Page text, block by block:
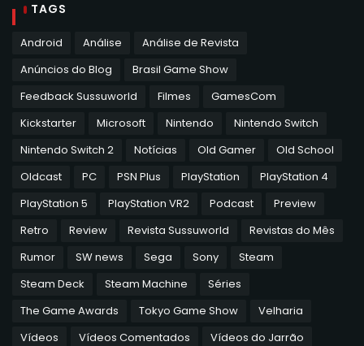
TAGS
Android Análise
Análise de Revista
Anúncios do Blog
Brasil Game Show
Feedback Sussuworld
Filmes
GamesCom
Kickstarter
Microsoft Nintendo
Nintendo Switch
Nintendo Switch 2
Notícias Old Gamer
Old School
Oldcast
PC PSN Plus PlayStation
PlayStation 4
PlayStation 5
PlayStation VR2 Podcast
Preview
Retro
Review Revista Sussuworld
Revistas do Mês
Rumor
SW news Sega Sony
Steam
Steam Deck
Steam Machine
Séries
The Game Awards
Tokyo Game Show
Velharia
Vídeos
Vídeos Comentados
Vídeos do Jarrão